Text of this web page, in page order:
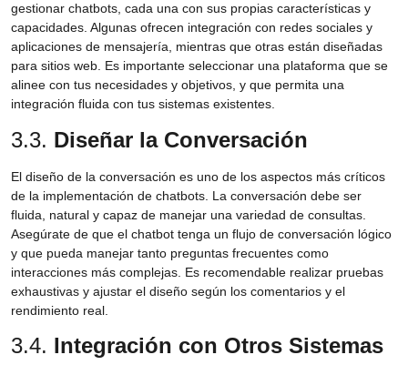
gestionar chatbots, cada una con sus propias características y
capacidades. Algunas ofrecen integración con redes sociales y
aplicaciones de mensajería, mientras que otras están diseñadas
para sitios web. Es importante seleccionar una plataforma que se
alinee con tus necesidades y objetivos, y que permita una
integración fluida con tus sistemas existentes.
3.3. Diseñar la Conversación
El diseño de la conversación es uno de los aspectos más críticos
de la implementación de chatbots. La conversación debe ser
fluida, natural y capaz de manejar una variedad de consultas.
Asegúrate de que el chatbot tenga un flujo de conversación lógico
y que pueda manejar tanto preguntas frecuentes como
interacciones más complejas. Es recomendable realizar pruebas
exhaustivas y ajustar el diseño según los comentarios y el
rendimiento real.
3.4. Integración con Otros Sistemas